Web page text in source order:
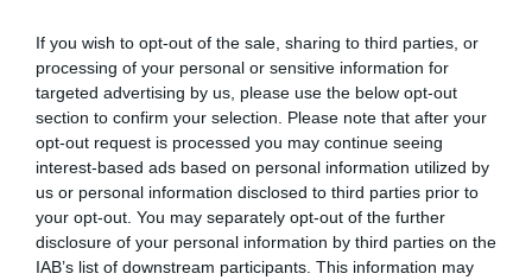
If you wish to opt-out of the sale, sharing to third parties, or
processing of your personal or sensitive information for
targeted advertising by us, please use the below opt-out
section to confirm your selection. Please note that after your
opt-out request is processed you may continue seeing
interest-based ads based on personal information utilized by
us or personal information disclosed to third parties prior to
your opt-out. You may separately opt-out of the further
disclosure of your personal information by third parties on the
IAB’s list of downstream participants. This information may
CRISTIANO RONALDO
“Muda o corpo de todas as mulheres”
PRODUTOS E MARCAS
Conheça a programação de fim-de-semana dos hotéis
da colecção Savoy Signature